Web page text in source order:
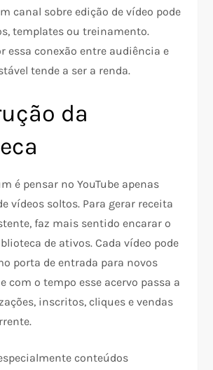
canal sobre edição de vídeo pode
templates ou treinamento.
essa conexão entre audiência e
tende a ser a renda.​​
da
é pensar no YouTube apenas
vídeos soltos. Para gerar receita
faz mais sentido encarar o
de ativos. Cada vídeo pode
porta de entrada para novos
com o tempo esse acervo passa a
inscritos, cliques e vendas
conteúdos